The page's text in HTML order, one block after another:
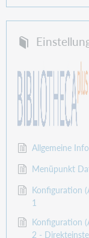
Allgemeine
Menüpunkt
Konfiguration
1
Konfiguration
2 -